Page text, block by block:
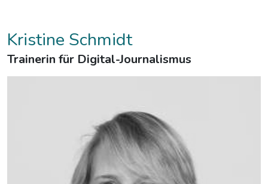
Kristine Schmidt
Trainerin für Digital-Journalismus